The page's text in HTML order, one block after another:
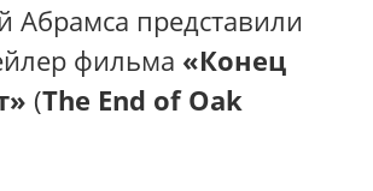
Абрамса представили
фильма «Конец
(The End of Oak